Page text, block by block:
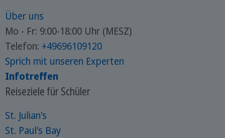
Über uns
Mo - Fr: 9:00-18:00 Uhr (MESZ)
Telefon: +49696109120
Sprich mit unseren Experten
Infotreffen
Reiseziele für Schüler
St. Julian's
St. Paul's Bay